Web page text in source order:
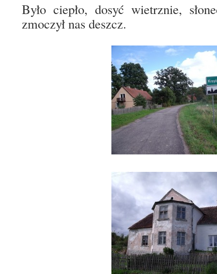
Było ciepło, dosyć wietrznie,
zmoczył nas deszcz.